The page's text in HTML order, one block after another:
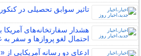
تاثیر سوابق تحصیلی در کنکور ۱۴۰۵ چقدر
هشدار سفارتخانه‌های آمریکا
احتمال لغو پروازها و سفر
ادعای دو رسانه آمریکایی از